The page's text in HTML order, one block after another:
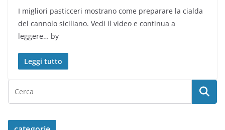
I migliori pasticceri mostrano come preparare la cialda
del cannolo siciliano. Vedi il video e continua a
leggere… by
Leggi tutto